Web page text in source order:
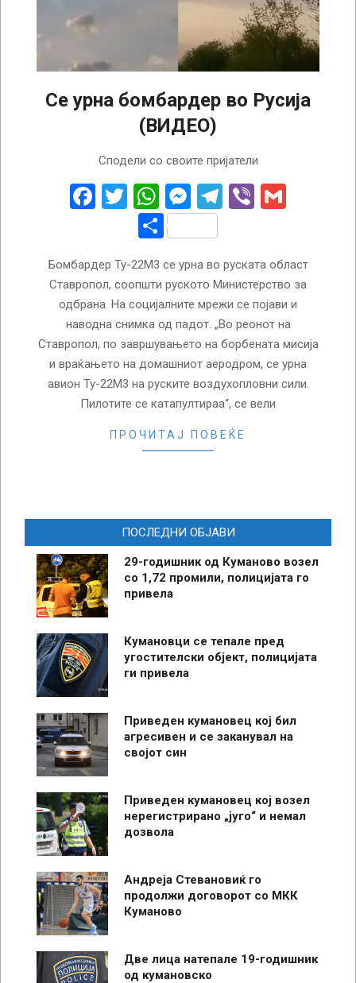
Се урна бомбардер во Русија
(ВИДЕО)
Сподели со своите пријатели
Facebook
Twitter
WhatsApp
Messenger
Telegram
Viber
Share
Бомбардер Ту-22М3 се урна во руската област
Ставропол, соопшти руското Министерство за
одбрана. На социјалните мрежи се појави и
наводна снимка од падот. „Во реонот на
Ставропол, по завршувањето на борбената мисија
и враќањето на домашниот аеродром, се урна
авион Ту-22М3 на руските воздухопловни сили.
Пилотите се катапултираа“, се вели
ПРОЧИТАЈ ПОВЕЌЕ
ПОСЛЕДНИ ОБЈАВИ
29-годишник од Куманово возел
со 1,72 промили, полицијата го
привела
Кумановци се тепале пред
угостителски објект, полицијата
ги привела
Приведен кумановец кој бил
агресивен и се заканувал на
својот син
Приведен кумановец кој возел
нерегистрирано „југо“ и немал
дозвола
Андреја Стевановиќ го
продолжи договорот со МКК
Куманово
Две лица натепале 19-годишник
од кумановско